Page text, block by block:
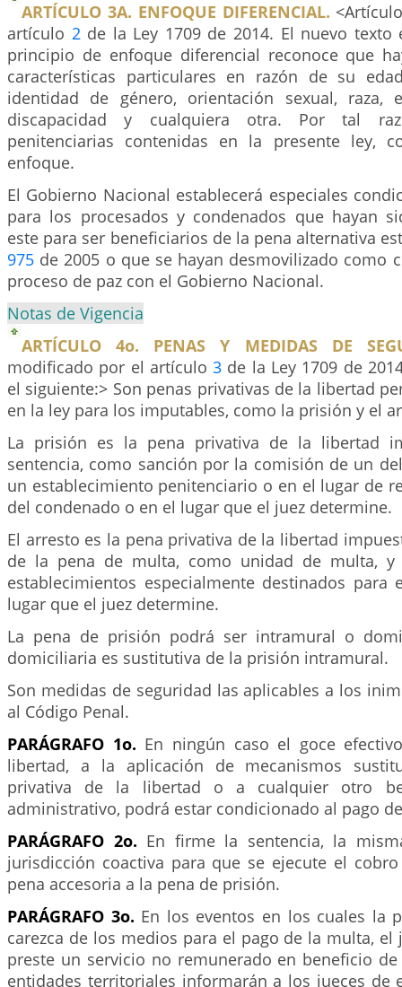
ARTÍCULO 3A. ENFOQUE DIFERENCIAL.
artículo 2de la Ley 1709 de 2014. El nuevo texto
principio de enfoque diferencial reconoce que
características particulares en razón de su
identidad de género, orientación sexual, raza,
discapacidad y cualquiera otra. Por tal
penitenciarias contenidas en la presente ley,
enfoque.
El Gobierno Nacional establecerá especiales
para los procesados y condenados que hayan
este para ser beneficiarios de la pena alternativa
975 de 2005 o que se hayan desmovilizado como
proceso de paz con el Gobierno Nacional.
Notas de Vigencia
ARTÍCULO 4o. PENAS Y MEDIDAS DE
modificado por el artículo3 de la Ley 1709 de
el siguiente:> Son penas privativas de la libertad
en la ley para los imputables, como la prisión y el
La prisión es la pena privativa de la libertad
sentencia, como sanción por la comisión de un
un establecimiento penitenciario o en el lugar de
del condenado o en el lugar que el juez determine.
El arresto es la pena privativa de la libertad
de la pena de multa, como unidad de multa,
establecimientos especialmente destinados para
lugar que el juez determine.
La pena de prisión podrá ser intramural o
domiciliaria es sustitutiva de la prisión intramural.
Son medidas de seguridad las aplicables a los
al Código Penal.
PARÁGRAFO 1o. En ningún caso el goce
libertad, a la aplicación de mecanismos
privativa de la libertad o a cualquier otro
administrativo, podrá estar condicionado al pago
PARÁGRAFO 2o. En firme la sentencia, la
jurisdicción coactiva para que se ejecute el
pena accesoria a la pena de prisión.
PARÁGRAFO 3o. En los eventos en los cuales la
carezca de los medios para el pago de la multa, el
preste un servicio no remunerado en beneficio
entidades territoriales informarán a los jueces de